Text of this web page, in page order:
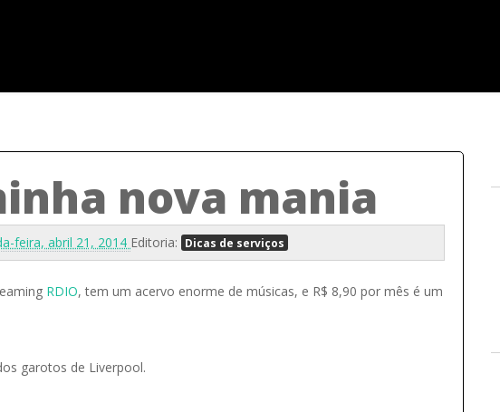
nova mania
feira, abril 21, 2014 Editoria: Dicas de serviços
RDIO, tem um acervo enorme de músicas, e R$ 8,90 por mês é um
garotos de Liverpool.